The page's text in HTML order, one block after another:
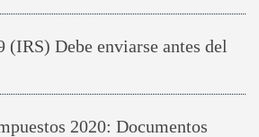
Debe enviarse antes del
2020: Documentos